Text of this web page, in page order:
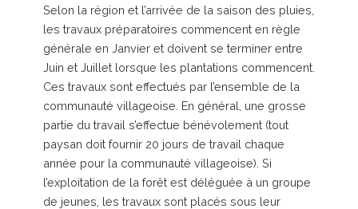
Selon la région et l’arrivée de la saison des pluies,
les travaux préparatoires commencent en règle
générale en Janvier et doivent se terminer entre
Juin et Juillet lorsque les plantations commencent.
Ces travaux sont effectués par l’ensemble de la
communauté villageoise. En général, une grosse
partie du travail s’effectue bénévolement (tout
paysan doit fournir 20 jours de travail chaque
année pour la communauté villageoise). Si
l’exploitation de la forêt est déléguée à un groupe
de jeunes, les travaux sont placés sous leur